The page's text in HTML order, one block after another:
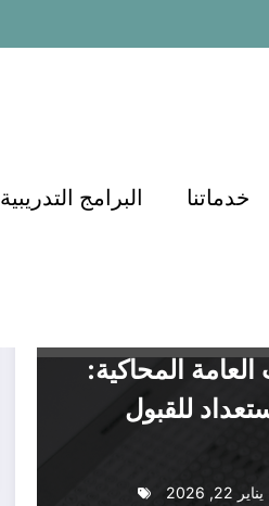
خدماتنا البرامج التدريبية
العامة المحاكية:
للقبول
يناير 22, 2026